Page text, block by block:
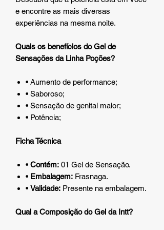
e encontre as mais diversas
experiências na mesma noite.
Quais os benefícios do Gel de
Sensações da Linha Poções?
• Aumento de performance;
• Saboroso;
• Sensação de genital maior;
• Potência;
Ficha Técnica
• Contém: 01 Gel de Sensação.
• Embalagem: Frasnaga.
• Validade: Presente na embalagem.
Qual a Composição do Gel da Intt?